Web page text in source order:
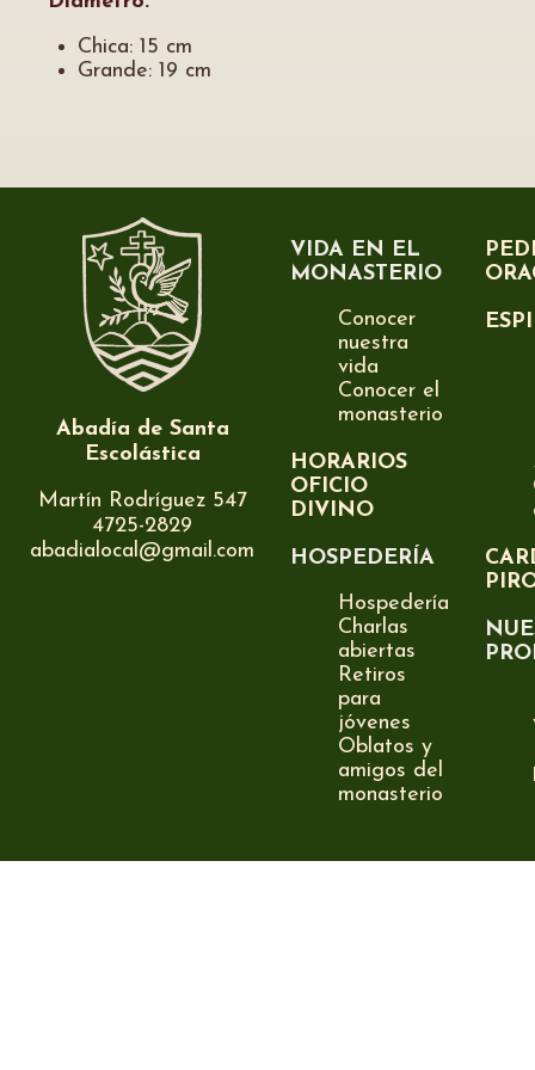
Chica: 15 cm
Grande: 19 cm
Abadía de Santa
Escolástica
Martín Rodríguez 547
4725-2829
abadialocal@gmail.com
VIDA EN EL
MONASTERIO
Conocer
nuestra
vida
Conocer el
monasterio
HORARIOS
OFICIO
DIVINO
HOSPEDERÍA
Hospedería
Charlas
abiertas
Retiros
para
jóvenes
Oblatos y
amigos del
monasterio